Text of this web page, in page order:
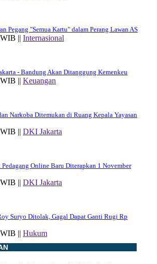
Pegang "Semua Kartu" dalam Perang Lawan AS
|| Internasional
- Bandung Akan Ditanggung Kemenkeu
|| Keuangan
Narkoba Ditemukan di Ruang Kepala Yayasan
|| DKI Jakarta
Online Baru Diterapkan 1 November
|| DKI Jakarta
Suryo Ditolak, Gagal Dapat Ganti Rugi Rp
|| Hukum